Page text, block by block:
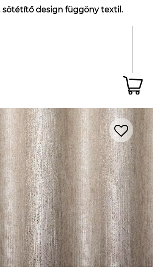
sötétítő design függöny textil.